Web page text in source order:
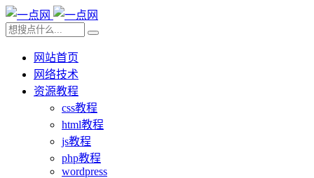
网站首页
网络技术
资源教程
css教程
html教程
js教程
php教程
wordpress